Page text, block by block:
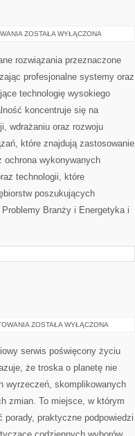
OD
ZOSTAŁA WYŁĄCZONA
rozwiązania przeznaczone
profesjonalne systemy oraz
technologię wysokiego
koncentruje się na
wdrażaniu oraz rozwoju
które znajdują zastosowanie
wykonywanych
technologii, które
poszukujących
Branży i Energetyka i
PYTANIA
ZOSTAŁA WYŁĄCZONA
serwis poświęcony życiu
że troska o planetę nie
wyrzeczeń, skomplikowanych
zmian. To miejsce, w którym
praktyczne podpowiedzi